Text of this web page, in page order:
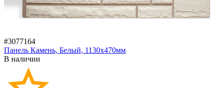
#3077164
Панель Камень, Белый, 1130х470мм
В наличии